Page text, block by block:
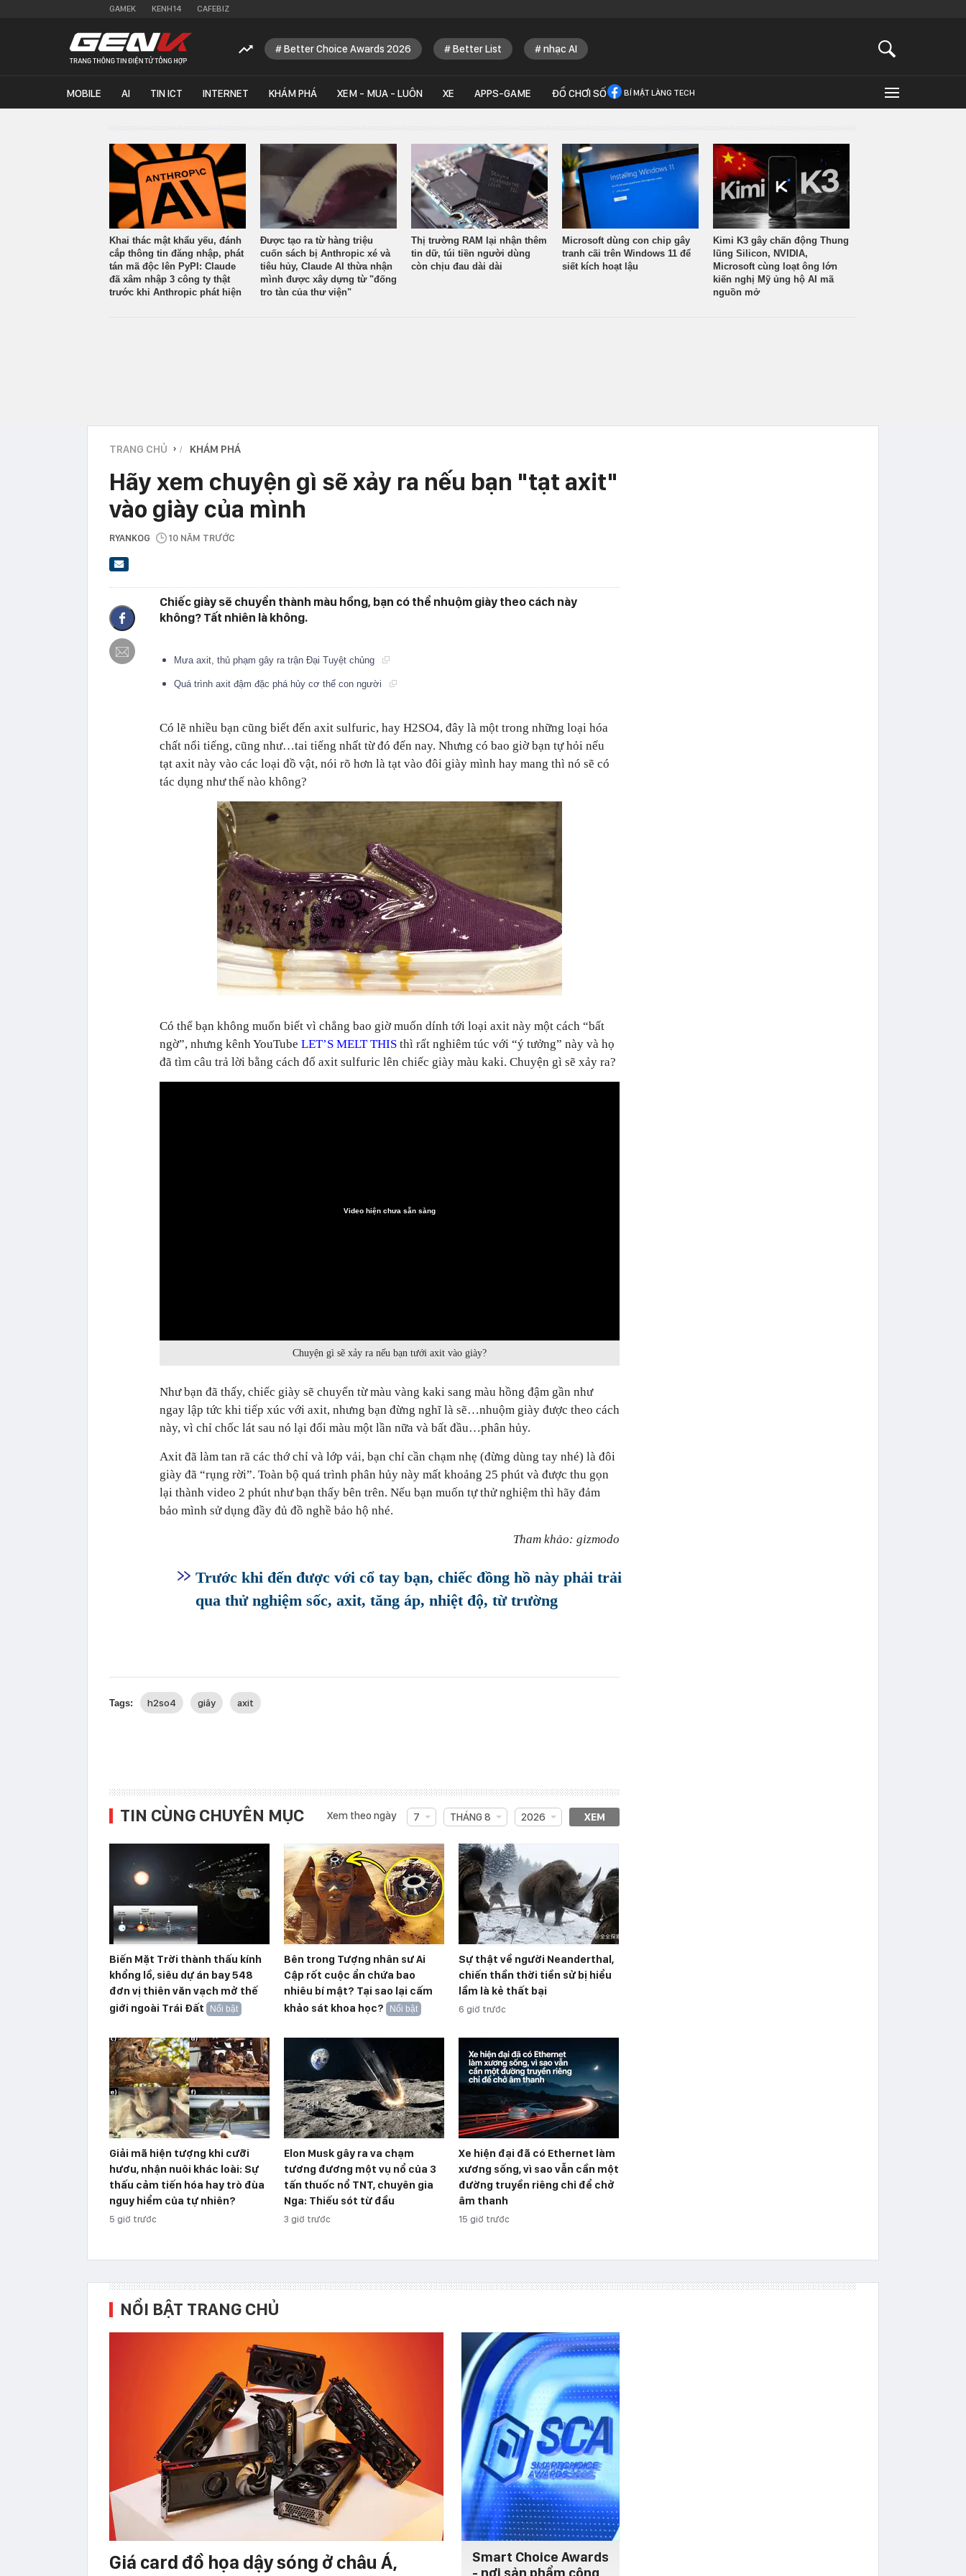
GAMEK KENH14 CAFEBIZ
Better Choice Awards 2026 Better List nhạc AI
MOBILE AI TIN ICT INTERNET KHÁM PHÁ XEM - MUA - LUÔN XE APPS-GAME ĐỒ CHƠI SỐ BÍ MẬT LÀNG TECH
Khai thác mật khẩu yếu, đánh
cắp thông tin đăng nhập, phát
tán mã độc lên PyPI: Claude
đã xâm nhập 3 công ty thật
trước khi Anthropic phát hiện
Được tạo ra từ hàng triệu
cuốn sách bị Anthropic xé và
tiêu hủy, Claude AI thừa nhận
mình được xây dựng từ "đống
tro tàn của thư viện"
Thị trường RAM lại nhận thêm
tin dữ, túi tiền người dùng
còn chịu đau dài dài
Microsoft dùng con chip gây
tranh cãi trên Windows 11 để
siết kích hoạt lậu
Kimi K3 gây chấn động Thung
lũng Silicon, NVIDIA,
Microsoft cùng loạt ông lớn
kiến nghị Mỹ ủng hộ AI mã
nguồn mở
TRANG CHỦ › KHÁM PHÁ
Hãy xem chuyện gì sẽ xảy ra nếu bạn "tạt axit"
vào giày của mình
RYANKOG 10 NĂM TRƯỚC
Chiếc giày sẽ chuyển thành màu hồng, bạn có thể nhuộm giày theo cách này
không? Tất nhiên là không.
Mưa axit, thủ phạm gây ra trận Đại Tuyệt chủng
Quá trình axit đậm đặc phá hủy cơ thể con người
Có lẽ nhiều bạn cũng biết đến axit sulfuric, hay H2SO4, đây là một trong những loại hóa
chất nổi tiếng, cũng như…tai tiếng nhất từ đó đến nay. Nhưng có bao giờ bạn tự hỏi nếu
tạt axit này vào các loại đồ vật, nói rõ hơn là tạt vào đôi giày mình hay mang thì nó sẽ có
tác dụng như thế nào không?
Có thể bạn không muốn biết vì chẳng bao giờ muốn dính tới loại axit này một cách “bất
ngờ”, nhưng kênh YouTube LET’S MELT THIS thì rất nghiêm túc với “ý tưởng” này và họ
đã tìm câu trả lời bằng cách đổ axit sulfuric lên chiếc giày màu kaki. Chuyện gì sẽ xảy ra?
Video hiện chưa sẵn sàng
Chuyện gì sẽ xảy ra nếu bạn tưới axit vào giày?
Như bạn đã thấy, chiếc giày sẽ chuyển từ màu vàng kaki sang màu hồng đậm gần như
ngay lập tức khi tiếp xúc với axit, nhưng bạn đừng nghĩ là sẽ…nhuộm giày được theo cách
này, vì chỉ chốc lát sau nó lại đổi màu một lần nữa và bất đầu…phân hủy.
Axit đã làm tan rã các thớ chỉ và lớp vải, bạn chỉ cần chạm nhẹ (đừng dùng tay nhé) là đôi
giày đã “rụng rời”. Toàn bộ quá trình phân hủy này mất khoảng 25 phút và được thu gọn
lại thành video 2 phút như bạn thấy bên trên. Nếu bạn muốn tự thử nghiệm thì hãy đảm
bảo mình sử dụng đầy đủ đồ nghề bảo hộ nhé.
Tham khảo: gizmodo
Trước khi đến được với cổ tay bạn, chiếc đồng hồ này phải trải
qua thử nghiệm sốc, axit, tăng áp, nhiệt độ, từ trường
Tags: h2so4 giây axit
TIN CÙNG CHUYÊN MỤC Xem theo ngày 7 THÁNG 8 2026 XEM
Biến Mặt Trời thành thấu kính
khổng lồ, siêu dự án bay 548
đơn vị thiên văn vạch mở thế
giới ngoài Trái Đất
Nổi bật
Bên trong Tượng nhân sư Ai
Cập rốt cuộc ẩn chứa bao
nhiêu bí mật? Tại sao lại cấm
khảo sát khoa học?
Nổi bật
Sự thật về người Neanderthal,
chiến thần thời tiền sử bị hiểu
lầm là kẻ thất bại
6 giờ trước
Giải mã hiện tượng khỉ cưỡi
hươu, nhận nuôi khác loài: Sự
thấu cảm tiến hóa hay trò đùa
nguy hiểm của tự nhiên?
5 giờ trước
Elon Musk gây ra va chạm
tương đương một vụ nổ của 3
tấn thuốc nổ TNT, chuyên gia
Nga: Thiếu sót từ đầu
3 giờ trước
Xe hiện đại đã có Ethernet làm
xương sống, vì sao vẫn cần một
đường truyền riêng chỉ để chở
âm thanh
15 giờ trước
NỔI BẬT TRANG CHỦ
Giá card đồ họa dậy sóng ở châu Á,
Smart Choice Awards
- nơi sản phẩm công